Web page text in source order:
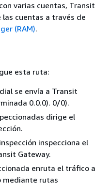
varias cuentas, Transit
cuentas a través de
(RAM).
esta ruta:
se envía a Transit
0.0.0). 0/0).
dirige el
inspecciona el
Gateway.
enruta el tráfico a
mediante rutas